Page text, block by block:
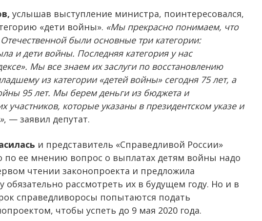
услышав выступление министра, поинтересовался,
«дети войны». «Мы прекрасно понимаем, что
были основные три категории:
и дети войны. Последняя категория у нас
Мы все знаем их заслуги по восстановлению
из категории «детей войны» сегодня 75 лет, а
95 лет. Мы берем деньги из бюджета и
участников, которые указаны в президентском указе и
, — заявил депутат.
и представитель «Справедливой России»
по ее мнению вопрос о выплатах детям войны надо
чтении законопроекта и предложила
обязательно рассмотреть их в будущем году. Но и в
справедливоросы попытаются подать
чтобы успеть до 9 мая 2020 года.